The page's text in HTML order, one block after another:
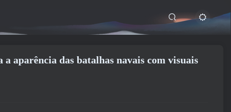
aparência das batalhas navais com visuais